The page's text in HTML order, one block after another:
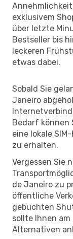
exklusivem
über letzte
Bestseller bis
leckeren
etwas dabei.
Sobald Sie
Janeiro
Bedarf können
eine lokale
zu erhalten.
Vergessen Sie
de Janeiro zu
öffentliche
gebuchten
sollte Ihnen
Alternativen